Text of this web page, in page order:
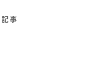
事